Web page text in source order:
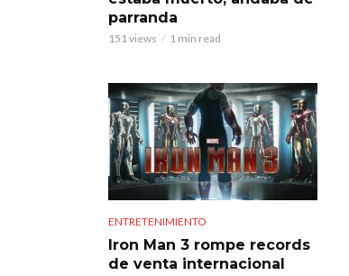
parranda
151 views 1 min read
ENTRETENIMIENTO
Iron Man 3 rompe records
de venta internacional